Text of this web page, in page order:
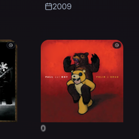
2009
0